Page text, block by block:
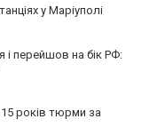
у Маріуполі
і перейшов на бік РФ:
років тюрми за